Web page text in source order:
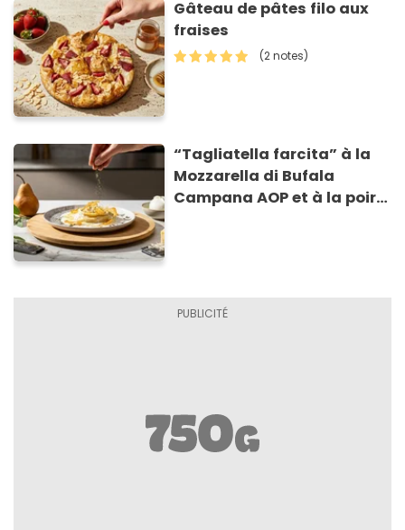
Gâteau de pâtes filo aux
fraises
(2 notes)
“Tagliatella farcita” à la
Mozzarella di Bufala
Campana AOP et à la poire